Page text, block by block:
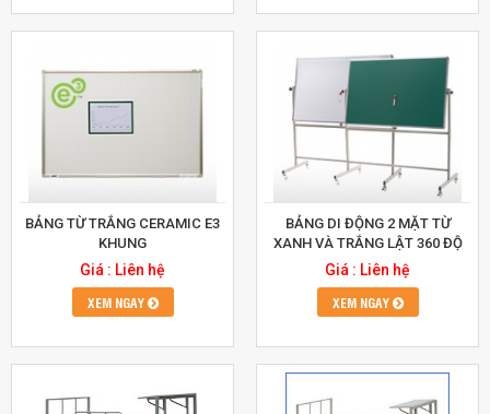
BẢNG TỪ TRẮNG CERAMIC E3
KHUNG
Giá : Liên hệ
XEM NGAY
BẢNG DI ĐỘNG 2 MẶT TỪ
XANH VÀ TRẮNG LẬT 360 ĐỘ
Giá : Liên hệ
XEM NGAY